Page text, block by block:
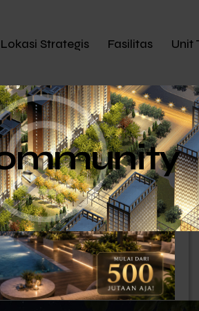
Lokasi Strategis Fasilitas Unit